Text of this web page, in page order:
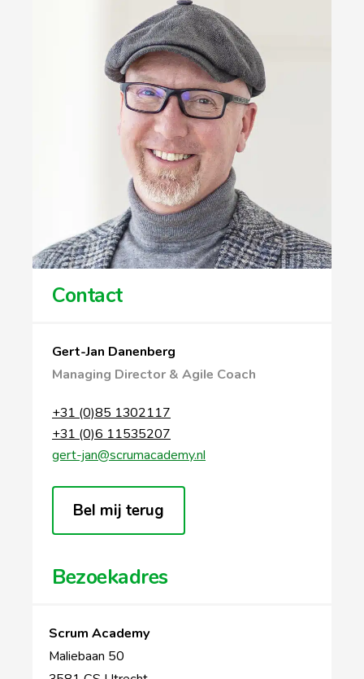
Contact
Gert-Jan Danenberg
Managing Director & Agile Coach
+31 (0)85 1302117
+31 (0)6 11535207
gert-jan@scrumacademy.nl
Bel mij terug
Bezoekadres
Scrum Academy
Maliebaan 50